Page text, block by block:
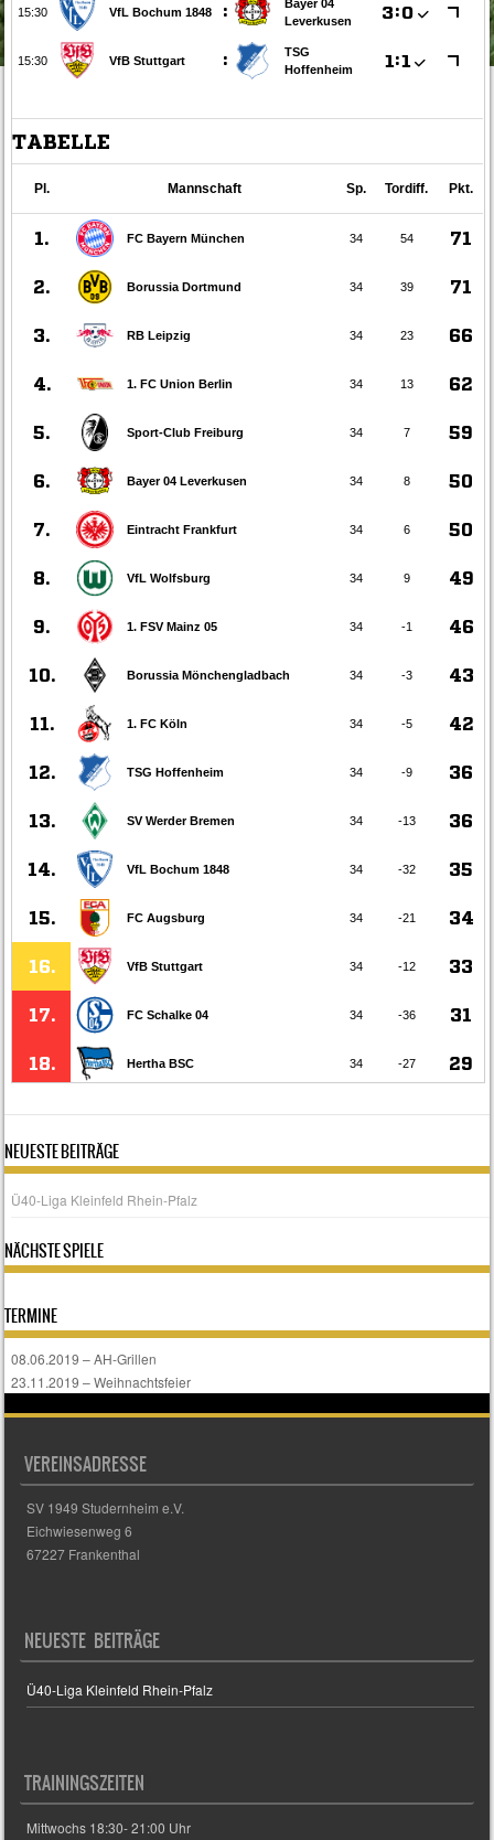
NEUESTE BEITRÄGE
Ü40-Liga Kleinfeld Rhein-Pfalz
NÄCHSTE SPIELE
TERMINE
08.06.2019 – AH-Grillen
23.11.2019 – Weihnachtsfeier
VEREINSADRESSE
SV 1949 Studernheim e.V.
Eichwiesenweg 6
67227 Frankenthal
NEUESTE BEITRÄGE
Ü40-Liga Kleinfeld Rhein-Pfalz
TRAININGSZEITEN
Mittwochs 18:30- 21:00 Uhr